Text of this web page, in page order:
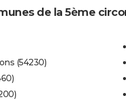
de la 5ème
(54230)